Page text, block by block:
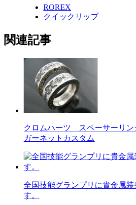
ROREX
クイックリップ
関連記事
クロムハーツ スペーサーリン
ガーネットカスタム
全国技能グランプリに貴金属装
す。